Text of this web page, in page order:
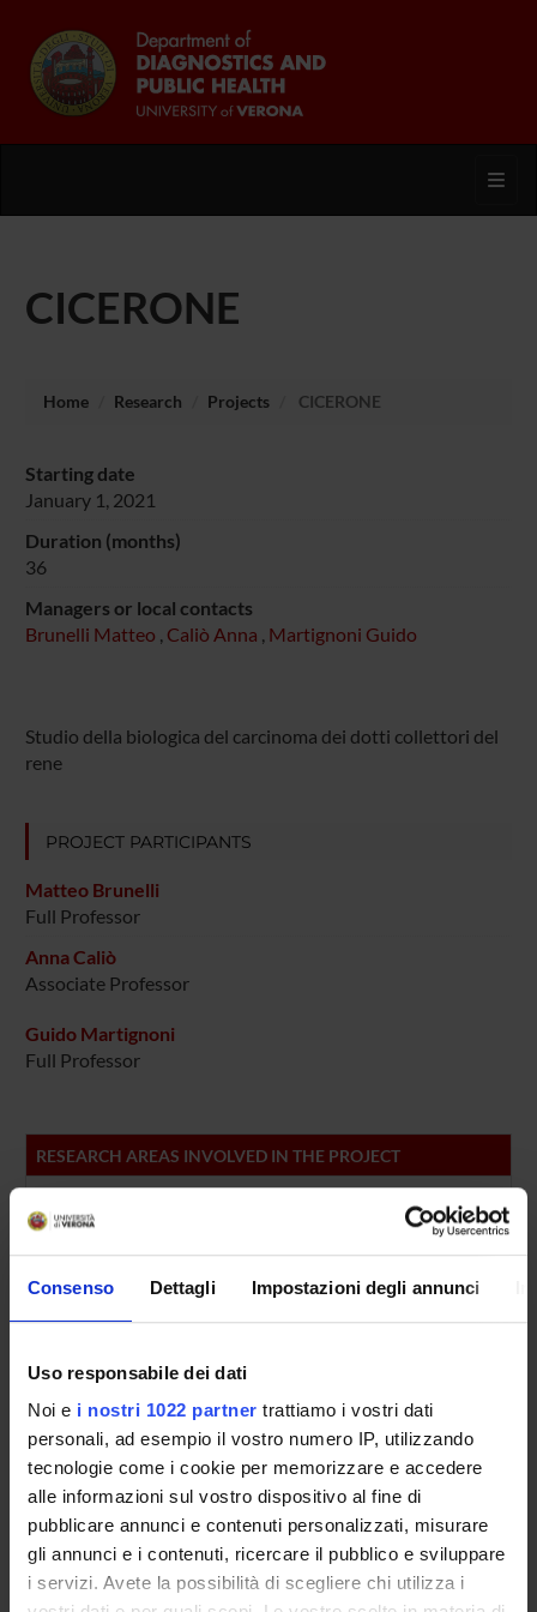
Consenso Dettagli Impostazioni degli annunci
Uso responsabile dei dati
Noi e i nostri 1022 partner trattiamo i vostri dati
personali, ad esempio il vostro numero IP, utilizzando
tecnologie come i cookie per memorizzare e accedere
alle informazioni sul vostro dispositivo al fine di
pubblicare annunci e contenuti personalizzati, misurare
gli annunci e i contenuti, ricercare il pubblico e sviluppare
i servizi. Avete la possibilità di scegliere chi utilizza i
CICERONE
Home Research Projects CICERONE
Starting date
January 1, 2021
Duration (months)
36
Managers or local contacts
Brunelli Matteo , Caliò Anna , Martignoni Guido
Studio della biologica del carcinoma dei dotti collettori del
rene
PROJECT PARTICIPANTS
Matteo Brunelli
Full Professor
Anna Caliò
Associate Professor
Guido Martignoni
Full Professor
RESEARCH AREAS INVOLVED IN THE PROJECT
Research & Experimental (DNBM) (DNBM)
SECTIONS
Pathological Anatomy Section